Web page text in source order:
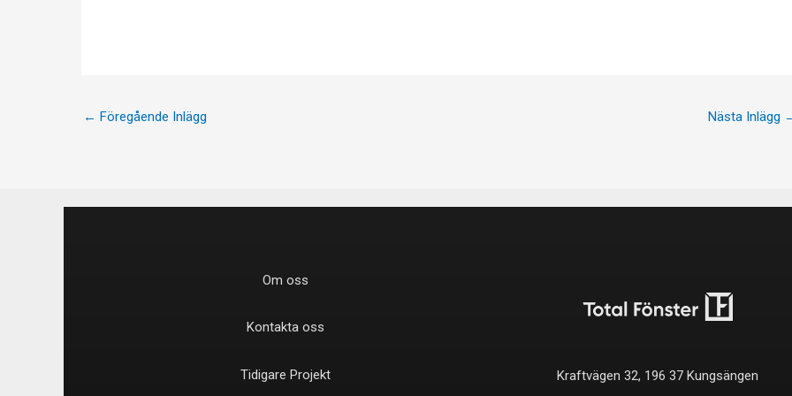
← Föregående Inlägg Nästa Inlägg
Om oss
Kontakta oss
Tidigare Projekt Kraftvägen 32, 196 37 Kungsängen